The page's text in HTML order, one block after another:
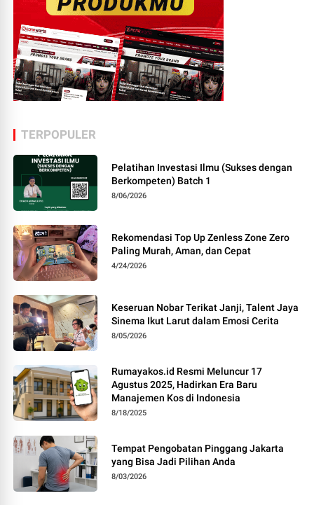
TERPOPULER
Pelatihan Investasi Ilmu (Sukses dengan
Berkompeten) Batch 1
8/06/2026
Rekomendasi Top Up Zenless Zone Zero
Paling Murah, Aman, dan Cepat
4/24/2026
Keseruan Nobar Terikat Janji, Talent Jaya
Sinema Ikut Larut dalam Emosi Cerita
8/05/2026
Rumayakos.id Resmi Meluncur 17
Agustus 2025, Hadirkan Era Baru
Manajemen Kos di Indonesia
8/18/2025
Tempat Pengobatan Pinggang Jakarta
yang Bisa Jadi Pilihan Anda
8/03/2026